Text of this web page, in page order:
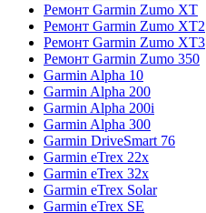
Ремонт Garmin Zumo XT
Ремонт Garmin Zumo XT2
Ремонт Garmin Zumo XT3
Ремонт Garmin Zumo 350
Garmin Alpha 10
Garmin Alpha 200
Garmin Alpha 200i
Garmin Alpha 300
Garmin DriveSmart 76
Garmin eTrex 22x
Garmin eTrex 32x
Garmin eTrex Solar
Garmin eTrex SE